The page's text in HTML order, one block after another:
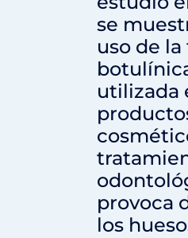
se
uso de
utilizada
provoca
los